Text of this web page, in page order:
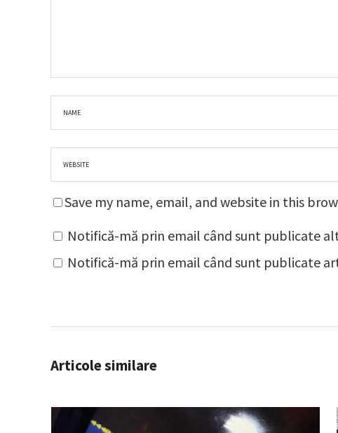
Save my name, email, and website in this
Notifică-mă prin email când sunt publicate
Notifică-mă prin email când sunt publicate
Articole similare